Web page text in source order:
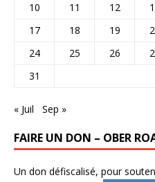
10
11 12
17
18 19
24
25 26
31
« Juil Sep »
FAIRE UN DON – OBER
Un don défiscalisé, pour